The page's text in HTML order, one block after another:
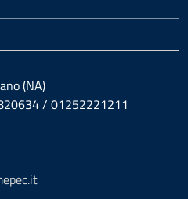
(NA)
/ 01252221211